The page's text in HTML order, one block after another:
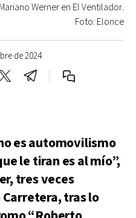
de 2024
Mariano Werner en El Ventilador.
Foto: Elonce
es automovilismo
le tiran es al mío”,
tres veces
tras lo